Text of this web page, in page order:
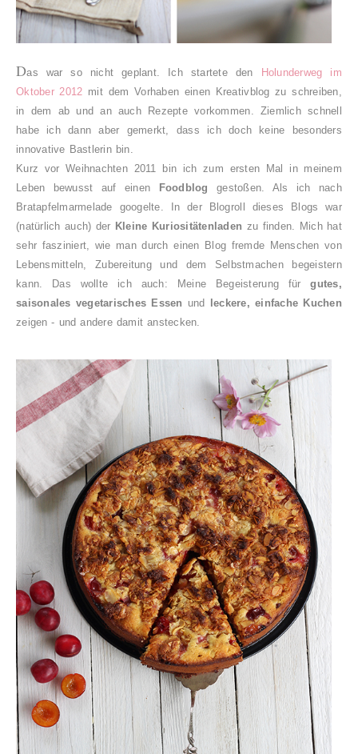
Das war so nicht geplant. Ich startete den Holunderweg im
Oktober 2012 mit dem Vorhaben einen Kreativblog zu schreiben,
in dem ab und an auch Rezepte vorkommen. Ziemlich schnell
habe ich dann aber gemerkt, dass ich doch keine besonders
innovative Bastlerin bin.
Kurz vor Weihnachten 2011 bin ich zum ersten Mal in meinem
Leben bewusst auf einen Foodbloggestoßen. Als ich nach
Bratapfelmarmelade googelte. In der Blogroll dieses Blogs war
(natürlich auch) der Kleine Kuriositätenladen zu finden. Mich hat
sehr fasziniert, wie man durch einen Blog fremde Menschen von
Lebensmitteln, Zubereitung und dem Selbstmachen begeistern
kann. Das wollte ich auch: Meine Begeisterung fürgutes,
saisonales vegetarisches Essen und leckere, einfache Kuchen
zeigen - und andere damit anstecken.